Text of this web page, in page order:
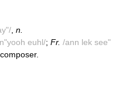
n.
euhl/; Fr. /ann lek see"